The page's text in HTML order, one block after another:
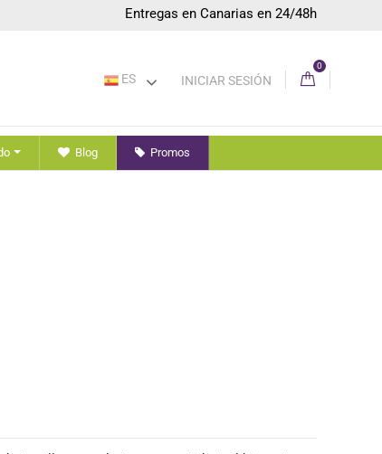
Entregas en Canarias en 24/48h
ES INICIAR SESIÓN
0
Blog Promos